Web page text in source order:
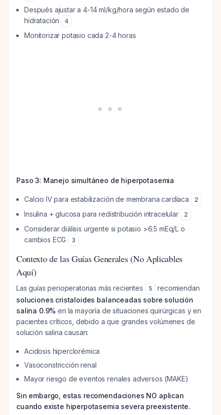
Después ajustar a 4-14 ml/kg/hora según estado de
hidratación
4
Monitorizar potasio cada 2-4 horas
Paso 3: Manejo simultáneo de hiperpotasemia
Calcio IV para estabilización de membrana cardíaca 2
Insulina + glucosa para redistribución intracelular 2
Considerar diálisis urgente si potasio >6.5 mEq/L o
cambios ECG
3
Contexto de las Guías Generales (No Aplicables
Aquí)
Las guías perioperatorias más recientes 5
recomiendan
soluciones cristaloides balanceadas sobre solución
salina 0.9% en la mayoría de situaciones quirúrgicas y en
pacientes críticos, debido a que grandes volúmenes de
solución salina causan:
Acidosis hiperclorémica
Vasoconstricción renal
Mayor riesgo de eventos renales adversos (MAKE)
Sin embargo, estas recomendaciones NO aplican
cuando existe hiperpotasemia severa preexistente.